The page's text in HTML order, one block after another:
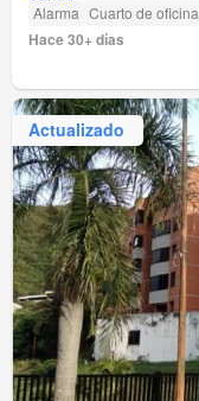
Alarma Cuarto de oficina
Hace 30+ días
Actualizado